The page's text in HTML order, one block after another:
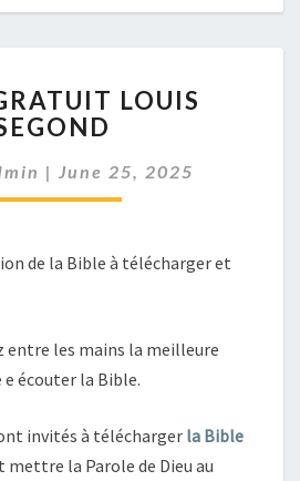
GRATUIT
LOUIS
LOUIS
| June 25, 2025
de la Bible à télécharger et
entre les mains la meilleure
écouter la Bible.
invités à télécharger la Bible
mettre la Parole de Dieu au